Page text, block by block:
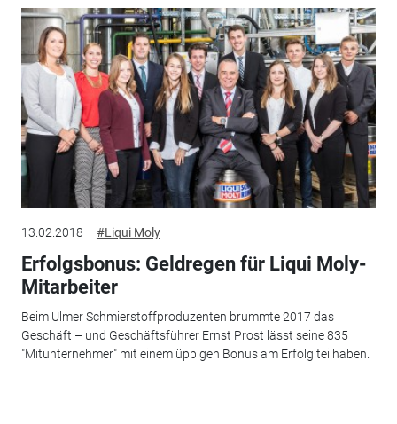
13.02.2018 #Liqui Moly
Erfolgsbonus: Geldregen für Liqui Moly-
Mitarbeiter
Beim Ulmer Schmierstoffproduzenten brummte 2017 das
Geschäft – und Geschäftsführer Ernst Prost lässt seine 835
"Mitunternehmer" mit einem üppigen Bonus am Erfolg teilhaben.